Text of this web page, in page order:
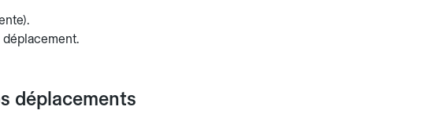
déplacements